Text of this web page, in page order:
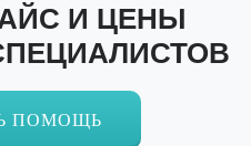
И ЦЕНЫ
ПОМОЩЬ